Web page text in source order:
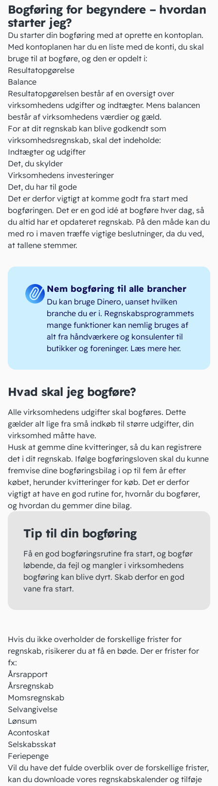
Bogføring for begyndere – hvordan
starter jeg?
Du starter din bogføring med at oprette en kontoplan.
Med kontoplanen har du en liste med de konti, du skal
bruge til at bogføre, og den er opdelt i:
Resultatopgørelse
Balance
Resultatopgørelsen består af en oversigt over
virksomhedens udgifter og indtægter. Mens balancen
består af virksomhedens værdier og gæld.
For at dit regnskab kan blive godkendt som
virksomhedsregnskab, skal det indeholde:
Indtægter og udgifter
Det, du skylder
Virksomhedens investeringer
Det, du har til gode
Det er derfor vigtigt at komme godt fra start med
bogføringen. Det er en god idé at bogføre hver dag, så
du altid har et opdateret regnskab. På den måde kan du
med ro i maven træffe vigtige beslutninger, da du ved,
at tallene stemmer.
Nem bogføring til alle brancher
Du kan bruge Dinero, uanset hvilken
branche du er i. Regnskabsprogrammets
mange funktioner kan nemlig bruges af
alt fra håndværkere og konsulenter til
butikker og foreninger. Læs mere her.
Hvad skal jeg bogføre?
Alle virksomhedens udgifter skal bogføres. Dette
gælder alt lige fra små indkøb til større udgifter, din
virksomhed måtte have.
Husk at gemme dine kvitteringer, så du kan registrere
det i dit regnskab. Ifølge bogføringsloven skal du kunne
fremvise dine bogføringsbilag i op til fem år efter
købet, herunder kvitteringer for køb. Det er derfor
vigtigt at have en god rutine for, hvornår du bogfører,
og hvordan du gemmer dine bilag.
Tip til din bogføring
Få en god bogføringsrutine fra start, og bogfør
løbende, da fejl og mangler i virksomhedens
bogføring kan blive dyrt. Skab derfor en god
vane fra start.
Hvis du ikke overholder de forskellige frister for
regnskab, risikerer du at få en bøde. Der er frister for
fx:
Årsrapport
Årsregnskab
Momsregnskab
Selvangivelse
Lønsum
Acontoskat
Selskabsskat
Feriepenge
Vil du have det fulde overblik over de forskellige frister,
kan du downloade vores regnskabskalender og tilføje